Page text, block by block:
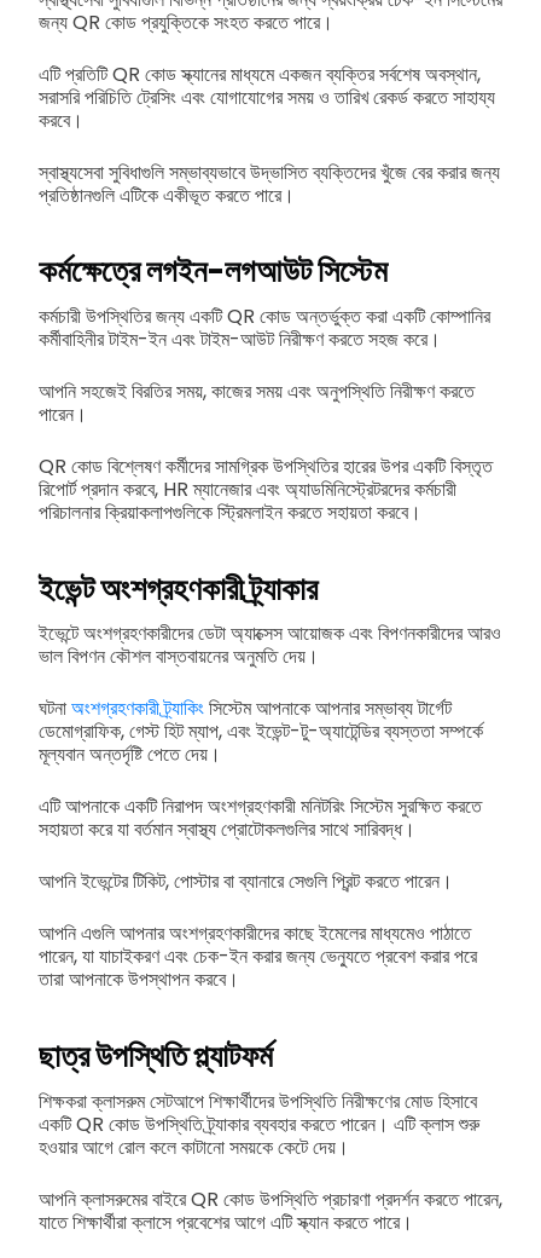
জন্য QR কোড প্রযুক্তিকে সংহত করতে পারে।
এটি প্রতিটি QR কোড স্ক্যানের মাধ্যমে একজন ব্যক্তির সর্বশেষ অবস্থান,
সরাসরি পরিচিতি ট্রেসিং এবং যোগাযোগের সময় ও তারিখ রেকর্ড করতে সাহায্য
করবে।
স্বাস্থ্যসেবা সুবিধাগুলি সম্ভাব্যভাবে উদ্ভাসিত ব্যক্তিদের খুঁজে বের করার জন্য
প্রতিষ্ঠানগুলি এটিকে একীভূত করতে পারে।
কর্মক্ষেত্রে লগইন-লগআউট সিস্টেম
কর্মচারী উপস্থিতির জন্য একটি QR কোড অন্তর্ভুক্ত করা একটি কোম্পানির
কর্মীবাহিনীর টাইম-ইন এবং টাইম-আউট নিরীক্ষণ করতে সহজ করে।
আপনি সহজেই বিরতির সময়, কাজের সময় এবং অনুপস্থিতি নিরীক্ষণ করতে
পারেন।
QR কোড বিশ্লেষণ কর্মীদের সামগ্রিক উপস্থিতির হারের উপর একটি বিস্তৃত
রিপোর্ট প্রদান করবে, HR ম্যানেজার এবং অ্যাডমিনিস্ট্রেটরদের কর্মচারী
পরিচালনার ক্রিয়াকলাপগুলিকে স্ট্রিমলাইন করতে সহায়তা করবে।
ইভেন্ট অংশগ্রহণকারী ট্র্যাকার
ইভেন্টে অংশগ্রহণকারীদের ডেটা অ্যাক্সেস আয়োজক এবং বিপণনকারীদের আরও
ভাল বিপণন কৌশল বাস্তবায়নের অনুমতি দেয়।
ঘটনাঅংশগ্রহণকারী ট্র্যাকিংসিস্টেম আপনাকে আপনার সম্ভাব্য টার্গেট
ডেমোগ্রাফিক, গেস্ট হিট ম্যাপ, এবং ইভেন্ট-টু-অ্যাটেন্ডির ব্যস্ততা সম্পর্কে
মূল্যবান অন্তর্দৃষ্টি পেতে দেয়।
এটি আপনাকে একটি নিরাপদ অংশগ্রহণকারী মনিটরিং সিস্টেম সুরক্ষিত করতে
সহায়তা করে যা বর্তমান স্বাস্থ্য প্রোটোকলগুলির সাথে সারিবদ্ধ।
আপনি ইভেন্টের টিকিট, পোস্টার বা ব্যানারে সেগুলি প্রিন্ট করতে পারেন।
আপনি এগুলি আপনার অংশগ্রহণকারীদের কাছে ইমেলের মাধ্যমেও পাঠাতে
পারেন, যা যাচাইকরণ এবং চেক-ইন করার জন্য ভেন্যুতে প্রবেশ করার পরে
তারা আপনাকে উপস্থাপন করবে।
ছাত্র উপস্থিতি প্ল্যাটফর্ম
শিক্ষকরা ক্লাসরুম সেটআপে শিক্ষার্থীদের উপস্থিতি নিরীক্ষণের মোড হিসাবে
একটি QR কোড উপস্থিতি ট্র্যাকার ব্যবহার করতে পারেন। এটি ক্লাস শুরু
হওয়ার আগে রোল কলে কাটানো সময়কে কেটে দেয়।
আপনি ক্লাসরুমের বাইরে QR কোড উপস্থিতি প্রচারণা প্রদর্শন করতে পারেন,
যাতে শিক্ষার্থীরা ক্লাসে প্রবেশের আগে এটি স্ক্যান করতে পারে।